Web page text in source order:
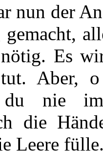
nun der
gemacht,
Es
Aber,
du nie
die
Leere